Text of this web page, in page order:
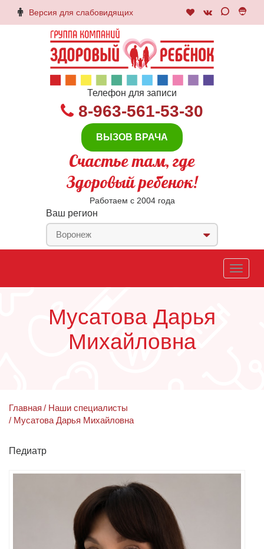
Версия для слабовидящих
Телефон для записи
8-963-561-53-30
ВЫЗОВ ВРАЧА
Счастье там, где
Здоровый ребенок!
Работаем с 2004 года
Ваш регион
Воронеж
Toggle
Мусатова Дарья
Михайловна
Главная
Наши специалисты
Мусатова Дарья Михайловна
Педиатр